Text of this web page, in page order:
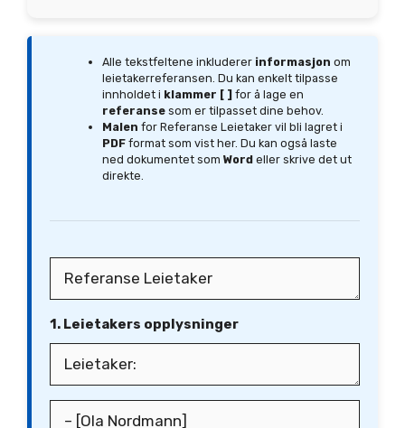
Alle tekstfeltene inkluderer informasjon om
leietakerreferansen. Du kan enkelt tilpasse
innholdet i klammer [ ] for å lage en
referansesom er tilpasset dine behov.
Malen for Referanse Leietaker vil bli lagret i
PDFformat som vist her. Du kan også laste
ned dokumentet som Wordeller skrive det ut
direkte.
1. Leietakers opplysninger